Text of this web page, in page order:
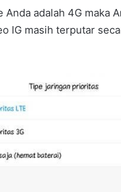
adalah 4G maka
IG masih terputar